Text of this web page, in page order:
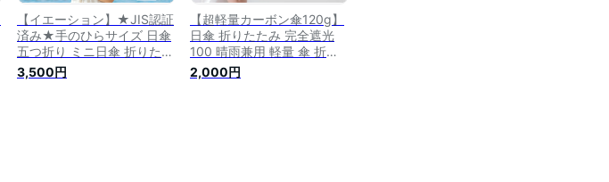
【イエーション】★JIS認証
済み★手のひらサイズ 日傘
五つ折り ミニ日傘 折りたた
み 完全遮光 超軽量 170g 折
りたたみ傘 晴雨兼用傘 折り
3,500円
【超軽量カーボン傘120g】
日傘 折りたたみ 完全遮光
100 晴雨兼用 軽量 傘 折り
たたみ傘 レディース 折りた
たみ日傘 折り畳み傘 雨傘
2,000円